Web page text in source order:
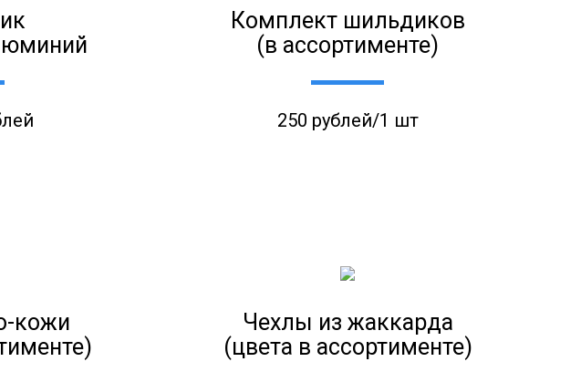
Комплект шильдиков
(в ассортименте)
250 рублей/1 шт
кожи
Чехлы из жаккарда
(цвета в ассортименте)